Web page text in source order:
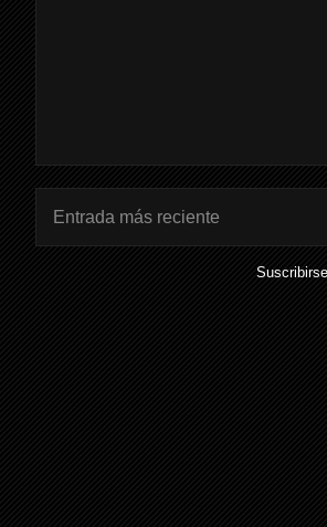
Entrada más reciente